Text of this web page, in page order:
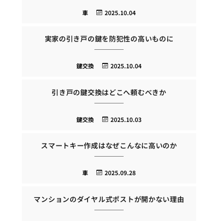
2025.10.04
車
実家の引き戸の鍵を防犯性の高いものに
2025.10.04
鍵交換
引き戸の鍵交換はどこへ頼むべきか
2025.10.03
鍵交換
スマートキー作成はなぜこんなに高いのか
2025.09.28
車
マンションのダイヤル式ポストが開かない理由